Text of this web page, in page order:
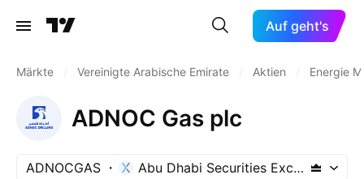
Auf geht's
Märkte Vereinigte Arabische Emirate Aktien Energie
ADNOC Gas plc
ADNOCGAS Abu Dhabi Securities Exchange